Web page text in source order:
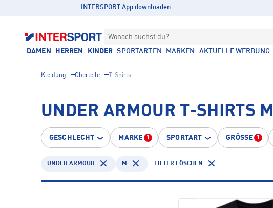
INTERSPORT App downloaden
Wonach suchst du?
DAMEN HERREN KINDER SPORTARTEN MARKEN AKTUELLE WERBUNG
Kleidung Oberteile T-Shirts
UNDER ARMOUR T-SHIRTS M
GESCHLECHT MARKE 1 SPORTART GRÖSSE 1
UNDER ARMOUR M FILTER LÖSCHEN